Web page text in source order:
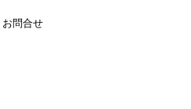
お問合せ